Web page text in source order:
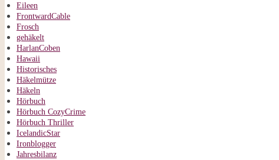
Eileen
FrontwardCable
Frosch
gehäkelt
HarlanCoben
Hawaii
Historisches
Häkelmütze
Häkeln
Hörbuch
Hörbuch CozyCrime
Hörbuch Thriller
IcelandicStar
Ironblogger
Jahresbilanz